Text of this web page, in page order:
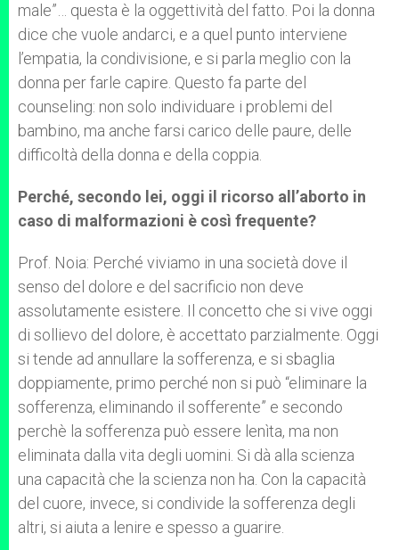
male”… questa è la oggettività del fatto. Poi la donna
dice che vuole andarci, e a quel punto interviene
l’empatia, la condivisione, e si parla meglio con la
donna per farle capire. Questo fa parte del
counseling: non solo individuare i problemi del
bambino, ma anche farsi carico delle paure, delle
difficoltà della donna e della coppia.
Perché, secondo lei, oggi il ricorso all’aborto in
caso di malformazioni è così frequente?
Prof. Noia: Perché viviamo in una società dove il
senso del dolore e del sacrificio non deve
assolutamente esistere. Il concetto che si vive oggi
di sollievo del dolore, è accettato parzialmente. Oggi
si tende ad annullare la sofferenza, e si sbaglia
doppiamente, primo perché non si può “eliminare la
sofferenza, eliminando il sofferente” e secondo
perchè la sofferenza può essere lenìta, ma non
eliminata dalla vita degli uomini. Si dà alla scienza
una capacità che la scienza non ha. Con la capacità
del cuore, invece, si condivide la sofferenza degli
altri, si aiuta a lenire e spesso a guarire.